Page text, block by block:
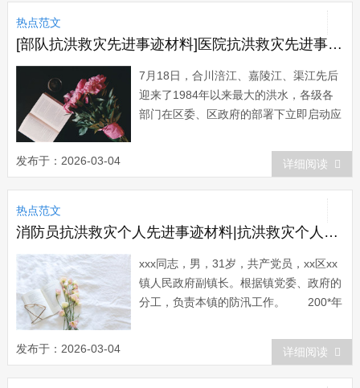
抬头看着你的梦想，脚踏实地的努力，每
天都离成功更进一步。 第三个：
在实现梦想的...
热点范文
[部队抗洪救灾先进事迹材料]医院抗洪救灾先进事迹材料
7月18日，合川涪江、嘉陵江、渠江先后
迎来了1984年以来最大的洪水，各级各
部门在区委、区政府的部署下立即启动应
全体干部职工齐心协力战胜困难，取得了
抗洪救灾阶段性的胜利，涌现出了一大批
先进的人物与事迹。 18日当晚，人民
医院领导紧急召开会议部署抗洪抢险工
作，...
发布于：2026-03-04 详细阅读
热点范文
消防员抗洪救灾个人先进事迹材料|抗洪救灾个人先进事迹材料范文
xxx同志，男，31岁，共产党员，xx区xx
镇人民政府副镇长。根据镇党委、政府的
分工，负责本镇的防汛工作。 200*年
暴雨，降雨量达448mm，全镇遭受巨大
损失，出现断电、断路、断水、断通讯，
据初步估算直接经济损失达xxxx多万元。
发布于：2026-03-04 详细阅读